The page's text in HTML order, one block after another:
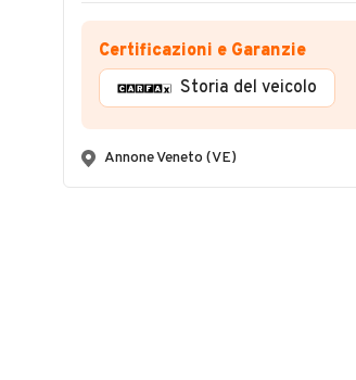
Certificazioni e Garanzie
Storia del veicolo
Annone Veneto (VE)